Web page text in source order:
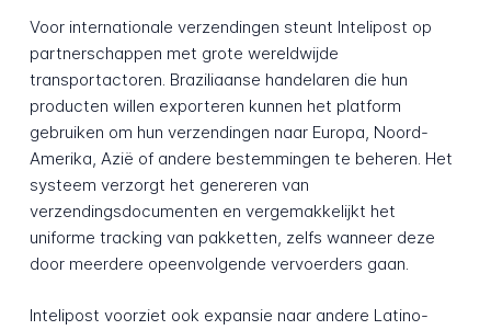
Voor internationale verzendingen steunt Intelipost op
partnerschappen met grote wereldwijde
transportactoren. Braziliaanse handelaren die hun
producten willen exporteren kunnen het platform
gebruiken om hun verzendingen naar Europa, Noord-
Amerika, Azië of andere bestemmingen te beheren. Het
systeem verzorgt het genereren van
verzendingsdocumenten en vergemakkelijkt het
uniforme tracking van pakketten, zelfs wanneer deze
door meerdere opeenvolgende vervoerders gaan.
Intelipost voorziet ook expansie naar andere Latino-